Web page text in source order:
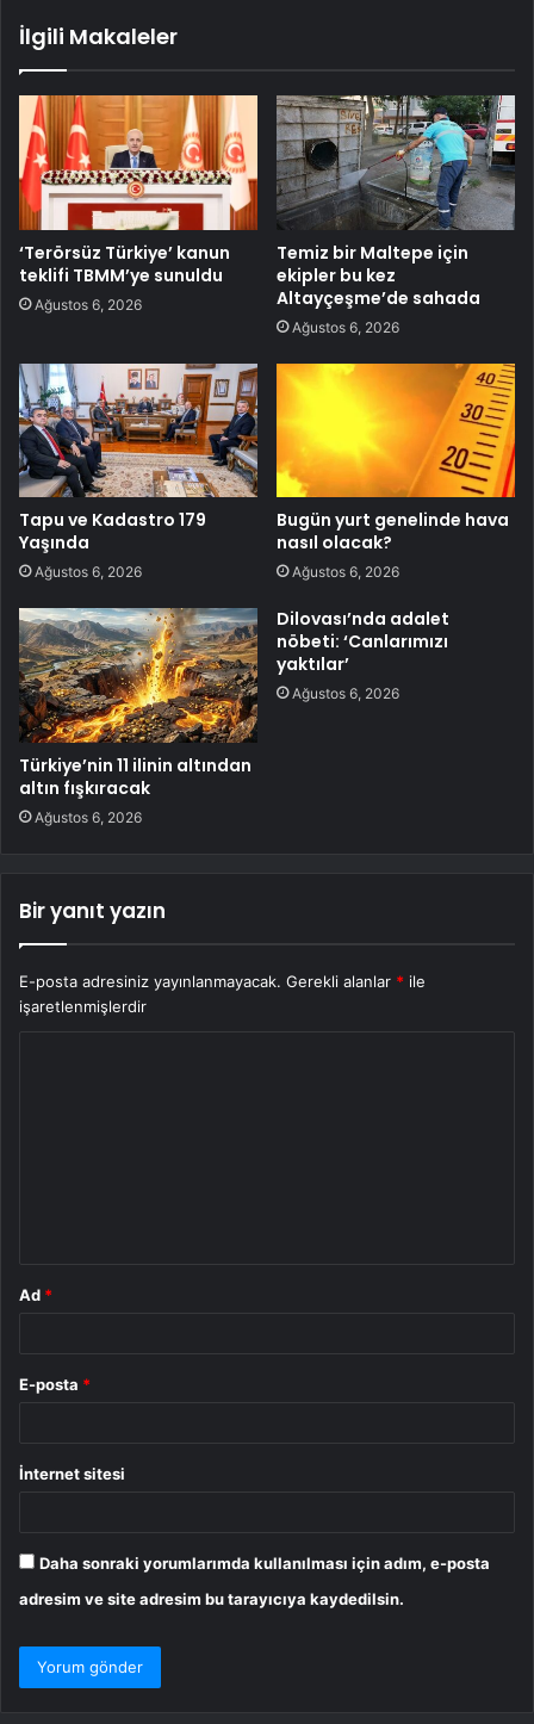
İlgili Makaleler
‘Terörsüz Türkiye’ kanun
teklifi TBMM’ye sunuldu
Ağustos 6, 2026
Temiz bir Maltepe için
ekipler bu kez
Altayçeşme’de sahada
Ağustos 6, 2026
Tapu ve Kadastro 179
Yaşında
Ağustos 6, 2026
Bugün yurt genelinde hava
nasıl olacak?
Ağustos 6, 2026
Türkiye’nin 11 ilinin altından
altın fışkıracak
Ağustos 6, 2026
Dilovası’nda adalet
nöbeti: ‘Canlarımızı
yaktılar’
Ağustos 6, 2026
Bir yanıt yazın
E-posta adresiniz yayınlanmayacak. Gerekli alanlar * ile
işaretlenmişlerdir
Ad *
E-posta *
İnternet sitesi
Daha sonraki yorumlarımda kullanılması için adım, e-posta
adresim ve site adresim bu tarayıcıya kaydedilsin.